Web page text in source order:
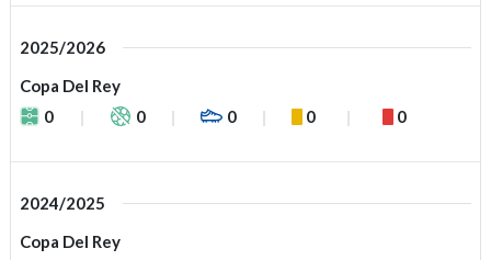
2025/2026
Copa Del Rey
0
0 0 0 0
2024/2025
Copa Del Rey